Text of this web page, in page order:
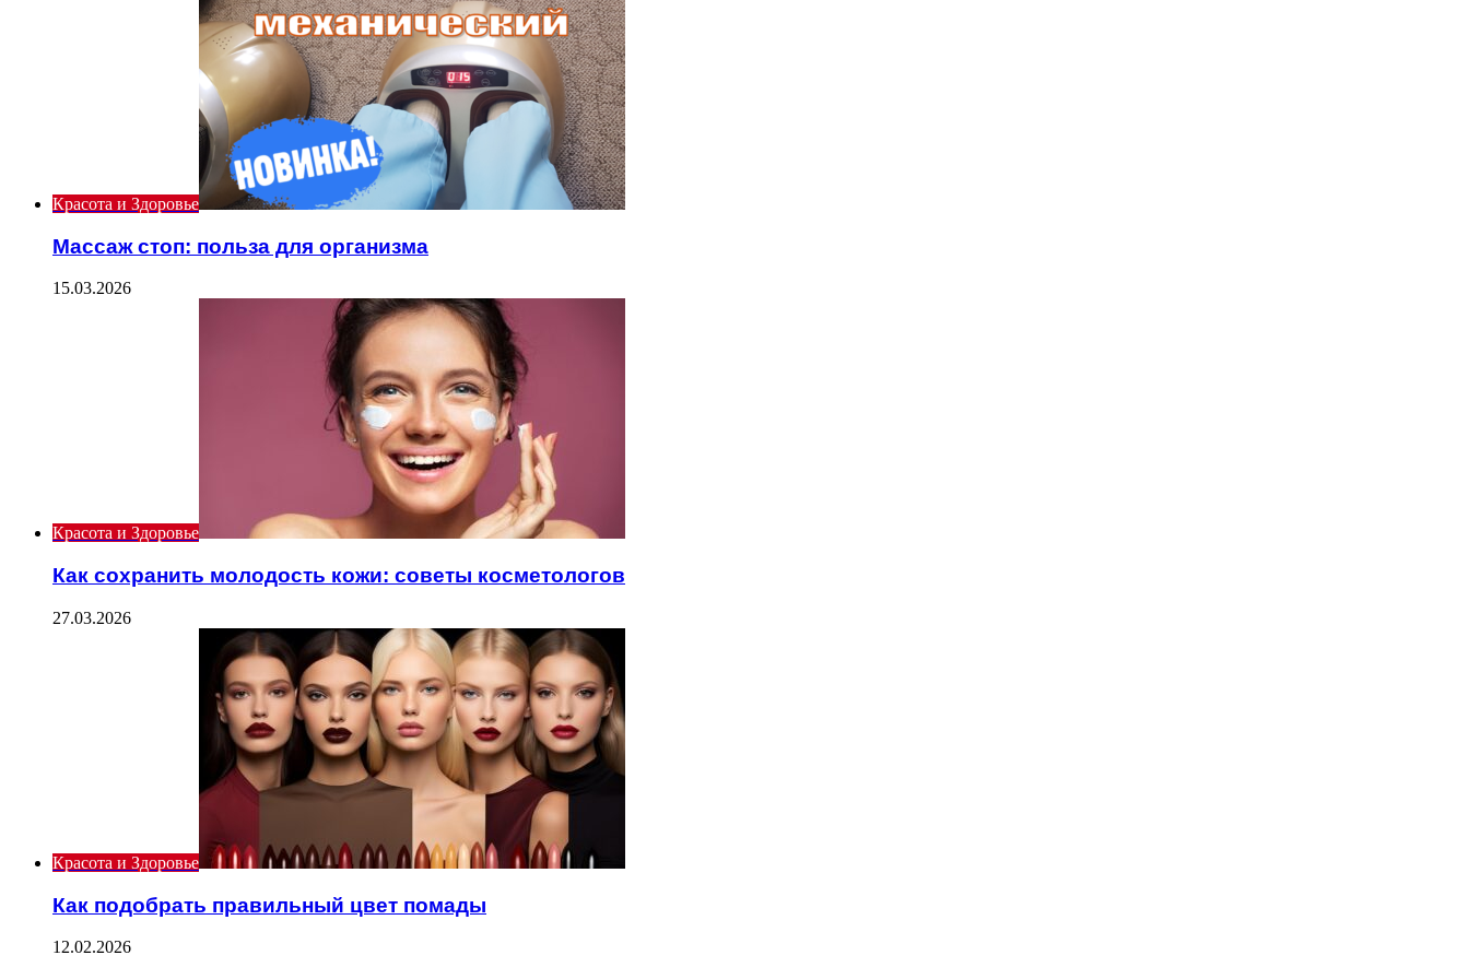
Красота и Здоровье
Массаж стоп: польза для организма
15.03.2026
Красота и Здоровье
Как сохранить молодость кожи: советы косметологов
27.03.2026
Красота и Здоровье
Как подобрать правильный цвет помады
12.02.2026